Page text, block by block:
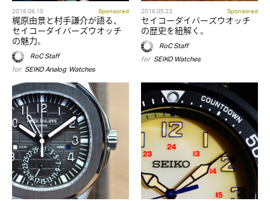
2016.06.10 Sponsored
梶原由景と村手謙介が語る、
セイコーダイバーズウオッチ
の魅力。
RoC Staff
for SEIKO,Analog, Watches
2016.05.23 Sponsored
セイコーダイバーズウオッチ
の歴史を紐解く。
RoC Staff
for SEIKO,Watches